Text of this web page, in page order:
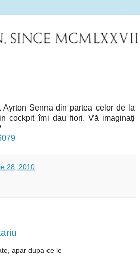
Ayrton Senna din partea celor de la
cockpit îmi dau fiori. Vă imaginați
28, 2010
apar dupa ce le